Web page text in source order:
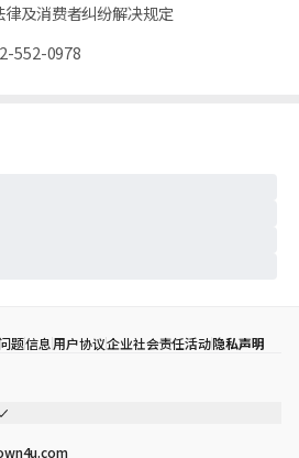
律及消费者纠纷解决规定
552-0978
题信息用户协议企业社会责任活动隐私声明